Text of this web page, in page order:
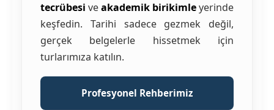
tecrübesi veakademik birikimleyerinde
keşfedin. Tarihi sadece gezmek değil,
gerçek belgelerle hissetmek için
turlarımıza katılın.
Profesyonel Rehberimiz